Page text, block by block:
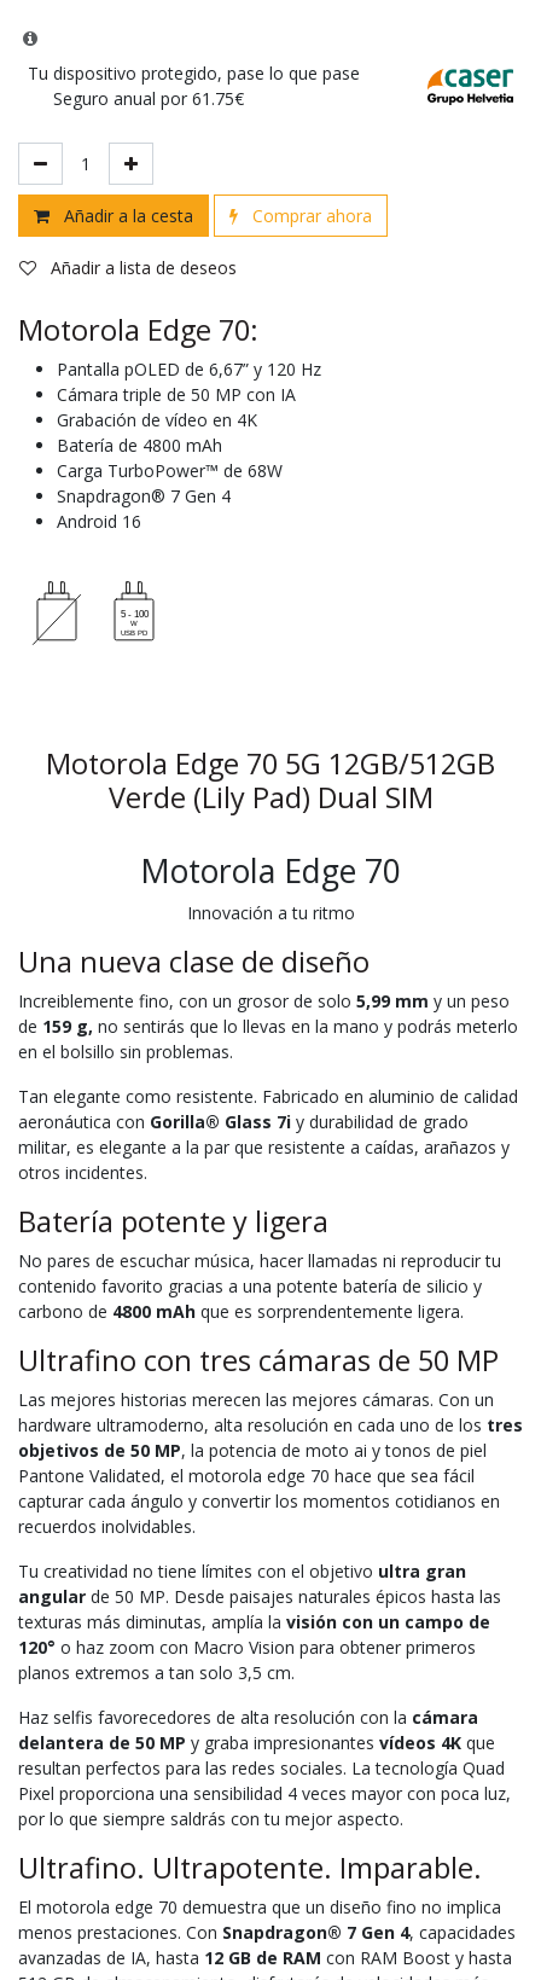
Tu dispositivo protegido, pase lo que pase
Seguro anual por 61.75€
Añadir a la cesta Comprar ahora
Añadir a lista de deseos
Motorola Edge 70:
Pantalla pOLED de 6,67” y 120 Hz
Cámara triple de 50 MP con IA
Grabación de vídeo en 4K
Batería de 4800 mAh
Carga TurboPower™ de 68W
Snapdragon® 7 Gen 4
Android 16
Motorola Edge 70 5G 12GB/512GB
Verde (Lily Pad) Dual SIM
Motorola Edge 70
Innovación a tu ritmo
Una nueva clase de diseño
Increiblemente fino, con un grosor de solo 5,99 mm y un peso
de 159 g, no sentirás que lo llevas en la mano y podrás meterlo
en el bolsillo sin problemas.
Tan elegante como resistente. Fabricado en aluminio de calidad
aeronáutica con Gorilla® Glass 7i y durabilidad de grado
militar, es elegante a la par que resistente a caídas, arañazos y
otros incidentes.
Batería potente y ligera
No pares de escuchar música, hacer llamadas ni reproducir tu
contenido favorito gracias a una potente batería de silicio y
carbono de 4800 mAh que es sorprendentemente ligera.
Ultrafino con tres cámaras de 50 MP
Las mejores historias merecen las mejores cámaras. Con un
hardware ultramoderno, alta resolución en cada uno de los tres
objetivos de 50 MP, la potencia de moto ai y tonos de piel
Pantone Validated, el motorola edge 70 hace que sea fácil
capturar cada ángulo y convertir los momentos cotidianos en
recuerdos inolvidables.
Tu creatividad no tiene límites con el objetivo ultra gran
angular de 50 MP. Desde paisajes naturales épicos hasta las
texturas más diminutas, amplía la visión con un campo de
120° o haz zoom con Macro Vision para obtener primeros
planos extremos a tan solo 3,5 cm.
Haz selfis favorecedores de alta resolución con la cámara
delantera de 50 MP y graba impresionantes vídeos 4K que
resultan perfectos para las redes sociales. La tecnología Quad
Pixel proporciona una sensibilidad 4 veces mayor con poca luz,
por lo que siempre saldrás con tu mejor aspecto.
Ultrafino. Ultrapotente. Imparable.
El motorola edge 70 demuestra que un diseño fino no implica
menos prestaciones. Con Snapdragon® 7 Gen 4, capacidades
avanzadas de IA, hasta 12 GB de RAM con RAM Boost y hasta